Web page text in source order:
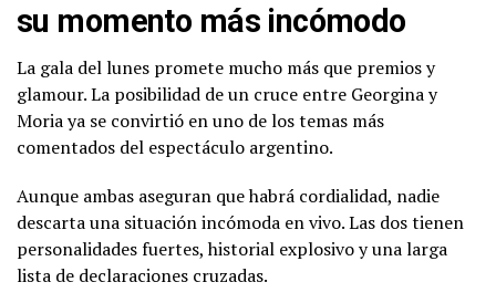
su momento más incómodo
La gala del lunes promete mucho más que premios y
glamour. La posibilidad de un cruce entre Georgina y
Moria ya se convirtió en uno de los temas más
comentados del espectáculo argentino.
Aunque ambas aseguran que habrá cordialidad, nadie
descarta una situación incómoda en vivo. Las dos tienen
personalidades fuertes, historial explosivo y una larga
lista de declaraciones cruzadas.